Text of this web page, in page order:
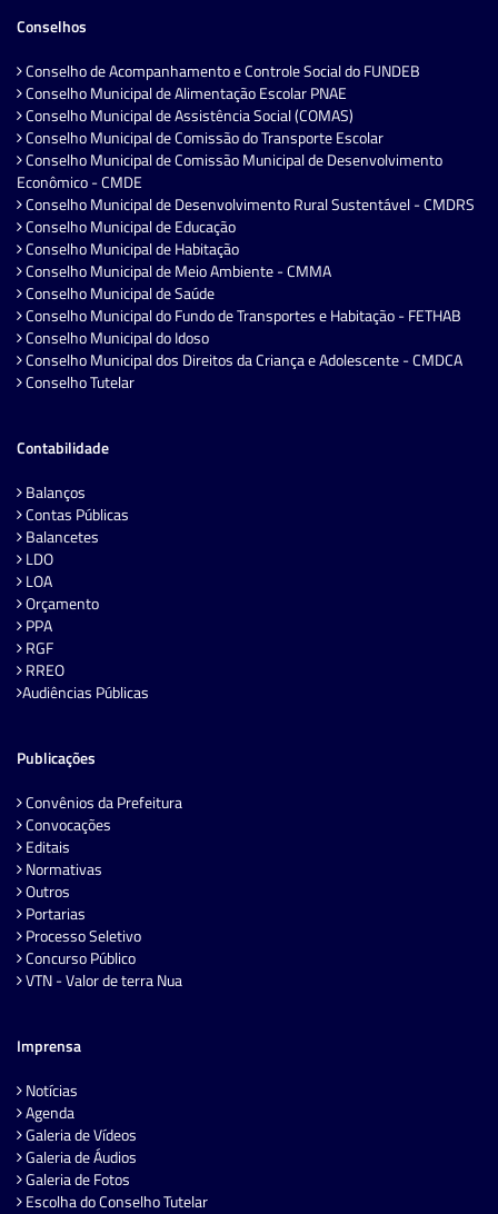
Conselhos
Conselho de Acompanhamento e Controle Social do FUNDEB
Conselho Municipal de Alimentação Escolar PNAE
Conselho Municipal de Assistência Social (COMAS)
Conselho Municipal de Comissão do Transporte Escolar
Conselho Municipal de Comissão Municipal de Desenvolvimento
Econômico - CMDE
Conselho Municipal de Desenvolvimento Rural Sustentável - CMDRS
Conselho Municipal de Educação
Conselho Municipal de Habitação
Conselho Municipal de Meio Ambiente - CMMA
Conselho Municipal de Saúde
Conselho Municipal do Fundo de Transportes e Habitação - FETHAB
Conselho Municipal do Idoso
Conselho Municipal dos Direitos da Criança e Adolescente - CMDCA
Conselho Tutelar
Contabilidade
Balanços
Contas Públicas
Balancetes
LDO
LOA
Orçamento
PPA
RGF
RREO
Audiências Públicas
Publicações
Convênios da Prefeitura
Convocações
Editais
Normativas
Outros
Portarias
Processo Seletivo
Concurso Público
VTN - Valor de terra Nua
Imprensa
Notícias
Agenda
Galeria de Vídeos
Galeria de Áudios
Galeria de Fotos
Escolha do Conselho Tutelar